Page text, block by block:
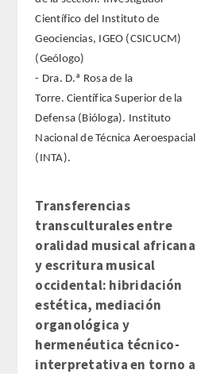
Científico del Instituto de
Geociencias, IGEO (CSICUCM)
(Geólogo)
- Dra. D.ª Rosa de la
Torre. Científica Superior de la
Defensa (Bióloga). Instituto
Nacional de Técnica Aeroespacial
(INTA).
Transferencias
transculturales entre
oralidad musical africana
y escritura musical
occidental: hibridación
estética, mediación
organológica y
hermenéutica técnico-
interpretativa en torno a